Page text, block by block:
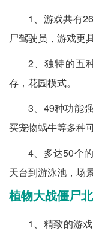
1、游戏共有
尸驾驶员，游戏更
2、独特的五
存，花园模式。
3、49种功能
买宠物蜗牛等多种
4、多达50个
天台到游泳池，场
植物大战僵尸
1、精致的游